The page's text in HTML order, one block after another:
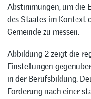
Abstimmungen, um die
des Staates im Kontext
Gemeinde zu messen.
Abbildung 2 zeigt die
Einstellungen
in der Berufsbildung.
Forderung nach einer